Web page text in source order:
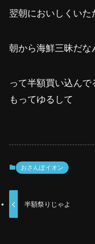
翌朝においしくいた
朝から海鮮三昧だな
って半額買い込ん
もってゆるして
おさんぽイオン
半額祭りじゃよ